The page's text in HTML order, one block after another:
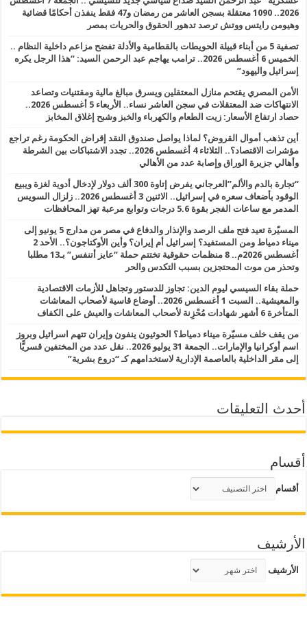
2026.. 1090 معتقلة بسجن العاشر من رمضان و47 فقط ينفذن أحكامًا قضائية
وهيومن رايتس ووتش ترصد تدهور الحقوق والحريات بمصر
تصفية 5 من أبناء قبيلة الحويطات بالقطامية والأدلة تفضح مزاعم داخلية النظام ..
الخميس 6 أغسطس 2026.. ترامب يهاجم عبد الرحمن السيد: “هذا الرجل يكره
إسرائيل واليهود”
الأمن المصري يقتحم منازل المعتقلين ويسرق مبالغ مالية ومقتنيات وتصاعد
الانتهاكات ضد المعتقلات في سجن العاشر نساء.. الأربعاء 5 أغسطس 2026..
حصاد ارتفاع الأسعار: زيت الطعام والكهرباء والخبز وشبح إغلاق المخابز
أين تذهب أموال القروض؟ لماذا يواصل صندوق النقد إقراض الحكومة رغم تراجع
مؤشرات الاقتصاد؟.. الثلاثاء 4 أغسطس 2026.. تجدد الاشتباكات بين الشرطة
وأهالي جزيرة الوراق وإصابة عدد من الأهالي
“تجارة بالدم والألم”العرجاني يفرض إتاوة 300 ألف دولار لإدخال أدوية لغزة ويبيع
الوقود بأضعاف سعره في إسرائيل.. الاثنين 3 أغسطس 2026.. زلزال السويس
المدمر مع ساعات الفجر بقوة 5.6 درجات وتوابع مرعبة تهز المحافظات
المسيّرة تعيد فتح ملف الرصد والإنذار والدفاع في مصر من مدارج 5 يونيو إلى
ميناء دمياط ومن المستفيد؟ إسرائيل أم إيران؟ وأين الأوكتاجون؟.. الأحد 2
أغسطس 2026م.. 8 منظمات حقوقية تختتم حملة “عايز أتنفس” بـ13 مطلبا
وتحذر من موت المحتجزين بسبب التكدس والحر
حملة بقاء السيسي ليوم الدين: تجاوز للدستور وتجاهل للأزمات الاقتصادية
والمعيشية.. السبت 1 أغسطس 2026.. أوضاع قاسية لأصحاب المعاشات
المتأخرة 6 أشهر شهادات مُحْزِنة لأصحاب المعاشات والعيش على الكفاف
من يقف خلف مسيّرة ميناء دمياط؟ الحوثيون ينفون وإيران تتهم اسرائيل وبروز
اسم أوكرانيا والإمارات.. الجمعة 31 يوليو 2026.. نقل عدد من المختفين قسريًّا
إلى مقر الداخلية بالعاصمة الإدارية لاستخدامهم كـ “دروع بشرية”
أحدث التعليقات
أقسام
أقسام
الأرشيف
الأرشيف